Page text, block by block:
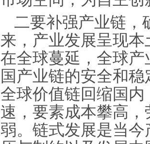
二要补强产业链，
来，产业发展呈现
在全球蔓延，全球
国产业链的安全和
全球价值链回缩国
速，要素成本攀高
弱。链式发展是当